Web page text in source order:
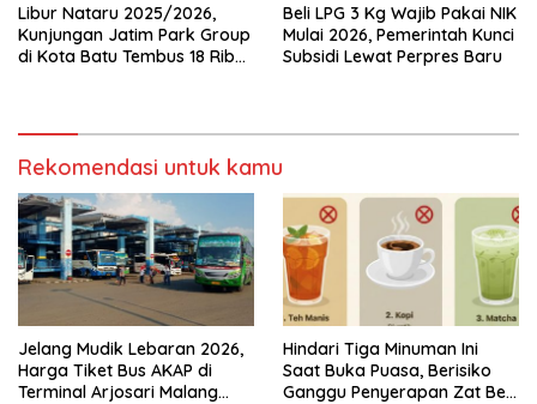
Libur Nataru 2025/2026,
Kunjungan Jatim Park Group
di Kota Batu Tembus 18 Ribu
Beli LPG 3 Kg Wajib Pakai NIK
Mulai 2026, Pemerintah Kunci
Subsidi Lewat Perpres Baru
Rekomendasi untuk kamu
Jelang Mudik Lebaran 2026,
Harga Tiket Bus AKAP di
Terminal Arjosari Malang
Hindari Tiga Minuman Ini
Saat Buka Puasa, Berisiko
Ganggu Penyerapan Zat Besi